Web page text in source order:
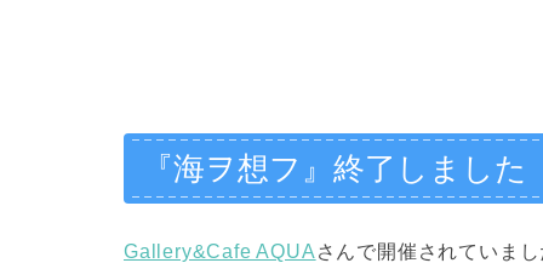
『海ヲ想フ』終了しました
Gallery&Cafe AQUA さんで開催されていま